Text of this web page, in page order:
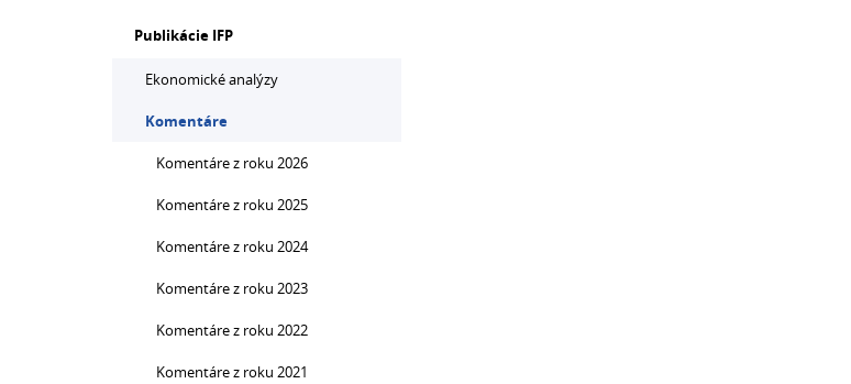
Publikácie IFP
Ekonomické analýzy
Komentáre
Komentáre z roku 2026
Komentáre z roku 2025
Komentáre z roku 2024
Komentáre z roku 2023
Komentáre z roku 2022
Komentáre z roku 2021